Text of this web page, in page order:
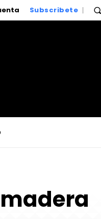
Subscribete